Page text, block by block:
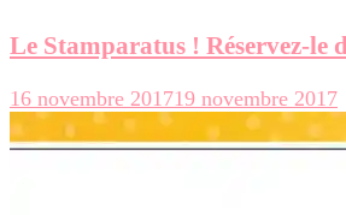
Le Stamparatus ! Réservez-le
16 novembre 201719 novembre 2017